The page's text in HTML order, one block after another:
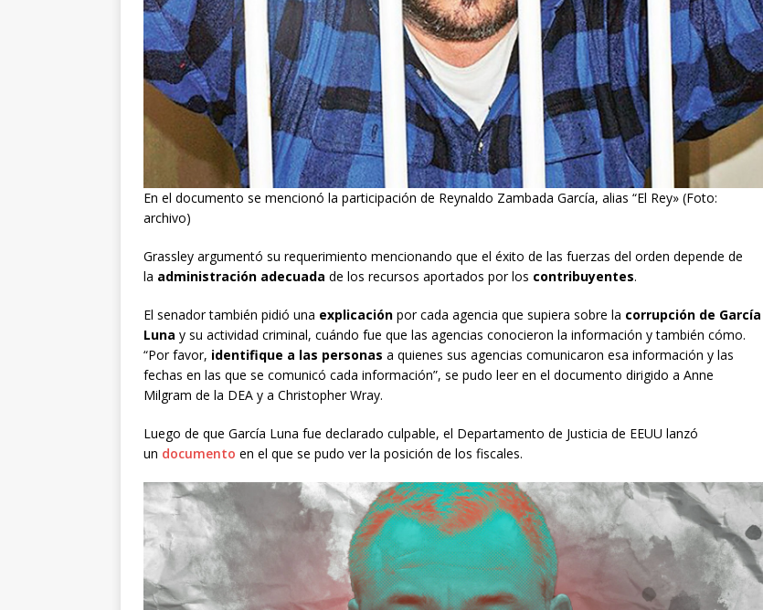
En el documento se mencionó la participación de Reynaldo Zambada García, alias “El Rey» (Foto:
archivo)
Grassley argumentó su requerimiento mencionando que el éxito de las fuerzas del orden depende de
la administración adecuada de los recursos aportados por los contribuyentes.
El senador también pidió una explicación por cada agencia que supiera sobre la corrupción de García
Luna y su actividad criminal, cuándo fue que las agencias conocieron la información y también cómo.
“Por favor, identifique a las personas a quienes sus agencias comunicaron esa información y las
fechas en las que se comunicó cada información”, se pudo leer en el documento dirigido a Anne
Milgram de la DEA y a Christopher Wray.
Luego de que García Luna fue declarado culpable, el Departamento de Justicia de EEUU lanzó
un documento en el que se pudo ver la posición de los fiscales.